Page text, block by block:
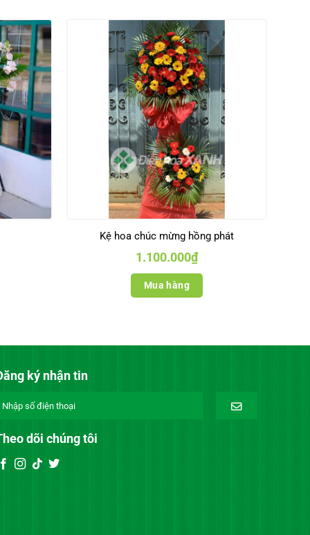
Kệ hoa chúc mừng hồng phát
1.100.000₫
Mua hàng
ký nhận tin
dõi chúng tôi